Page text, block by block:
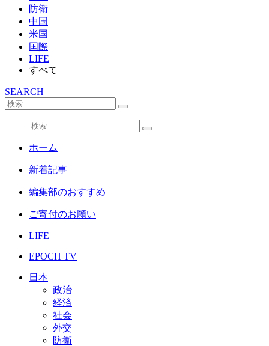
防衛
中国
米国
国際
LIFE
すべて
SEARCH
ホーム
新着記事
編集部のおすすめ
ご寄付のお願い
LIFE
EPOCH TV
日本
政治
経済
社会
外交
防衛